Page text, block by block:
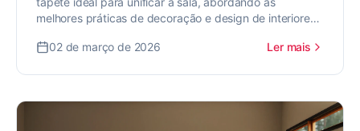
melhores práticas de decoração e design de interiores
02 de março de 2026
Ler mais